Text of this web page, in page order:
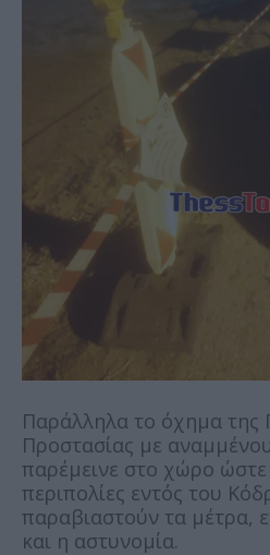
Παράλληλα το όχημα της
Προστασίας με
παρέμεινε στο χώρο ώστε
περιπολίες εντός του
παραβιαστούν τα μέτρα,
και η αστυνομία.